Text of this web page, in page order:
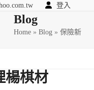
登入
Blog
Home »Blog »保險新
楊棋材